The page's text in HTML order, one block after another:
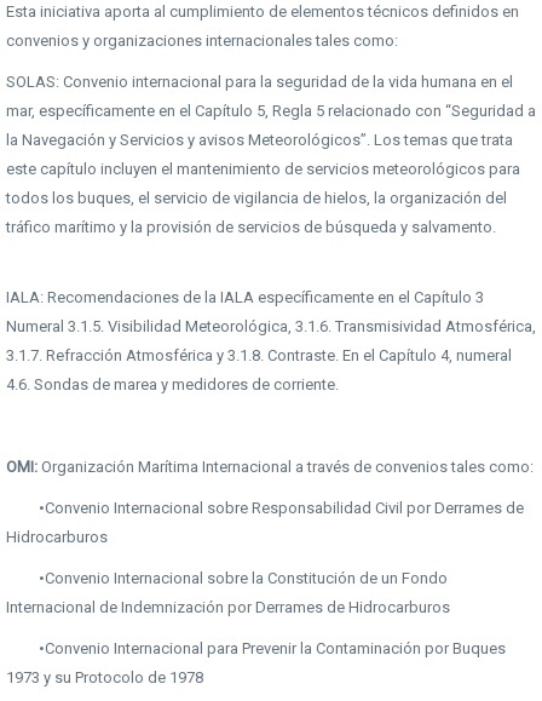
Esta iniciativa aporta al cumplimiento de elementos técnicos definidos en
convenios y organizaciones internacionales tales como:
SOLAS: Convenio internacional para la seguridad de la vida humana en el
mar, específicamente en el Capítulo 5, Regla 5 relacionado con “Seguridad a
la Navegación y Servicios y avisos Meteorológicos”. Los temas que trata
este capítulo incluyen el mantenimiento de servicios meteorológicos para
todos los buques, el servicio de vigilancia de hielos, la organización del
tráfico marítimo y la provisión de servicios de búsqueda y salvamento.
IALA: Recomendaciones de la IALA específicamente en el Capítulo 3
Numeral 3.1.5. Visibilidad Meteorológica, 3.1.6. Transmisividad Atmosférica,
3.1.7. Refracción Atmosférica y 3.1.8. Contraste. En el Capítulo 4, numeral
4.6. Sondas de marea y medidores de corriente.
OMI: Organización Marítima Internacional a través de convenios tales como:
•Convenio Internacional sobre Responsabilidad Civil por Derrames de
Hidrocarburos
•Convenio Internacional sobre la Constitución de un Fondo
Internacional de Indemnización por Derrames de Hidrocarburos
•Convenio Internacional para Prevenir la Contaminación por Buques
1973 y su Protocolo de 1978